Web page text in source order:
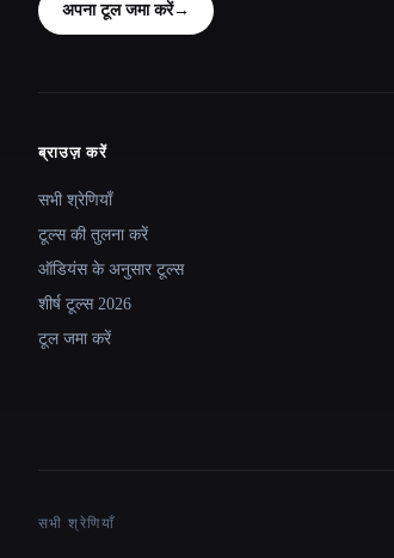
अपना टूल जमा करें→
Site navigation
ब्राउज़ करें
सभी श्रेणियाँ
टूल्स की तुलना करें
ऑडियंस के अनुसार टूल्स
शीर्ष टूल्स 2026
टूल जमा करें
सभी श्रेणियाँ